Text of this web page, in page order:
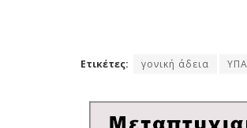
Ετικέτες: γονική άδεια